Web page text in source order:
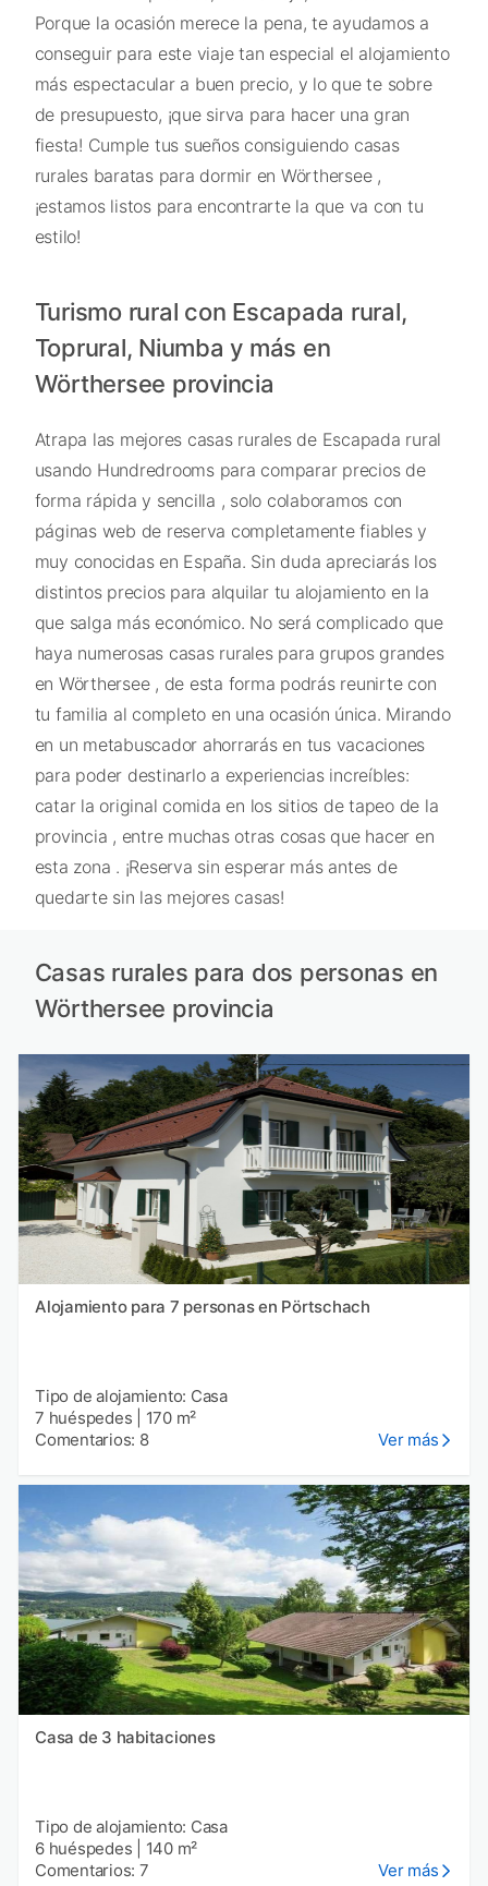
Porque la ocasión merece la pena, te ayudamos a
conseguir para este viaje tan especial el alojamiento
más espectacular a buen precio, y lo que te sobre
de presupuesto, ¡que sirva para hacer una gran
fiesta! Cumple tus sueños consiguiendo casas
rurales baratas para dormir en Wörthersee ,
¡estamos listos para encontrarte la que va con tu
estilo!
Turismo rural con Escapada rural,
Toprural, Niumba y más en
Wörthersee provincia
Atrapa las mejores casas rurales de Escapada rural
usando Hundredrooms para comparar precios de
forma rápida y sencilla , solo colaboramos con
páginas web de reserva completamente fiables y
muy conocidas en España. Sin duda apreciarás los
distintos precios para alquilar tu alojamiento en la
que salga más económico. No será complicado que
haya numerosas casas rurales para grupos grandes
en Wörthersee , de esta forma podrás reunirte con
tu familia al completo en una ocasión única. Mirando
en un metabuscador ahorrarás en tus vacaciones
para poder destinarlo a experiencias increíbles:
catar la original comida en los sitios de tapeo de la
provincia , entre muchas otras cosas que hacer en
esta zona . ¡Reserva sin esperar más antes de
quedarte sin las mejores casas!
Casas rurales para dos personas en
Wörthersee provincia
Alojamiento para 7 personas en Pörtschach
Tipo de alojamiento: Casa
7 huéspedes
170 m²
Comentarios: 8
Ver más
Casa de 3 habitaciones
Tipo de alojamiento: Casa
6 huéspedes
140 m²
Comentarios: 7
Ver más